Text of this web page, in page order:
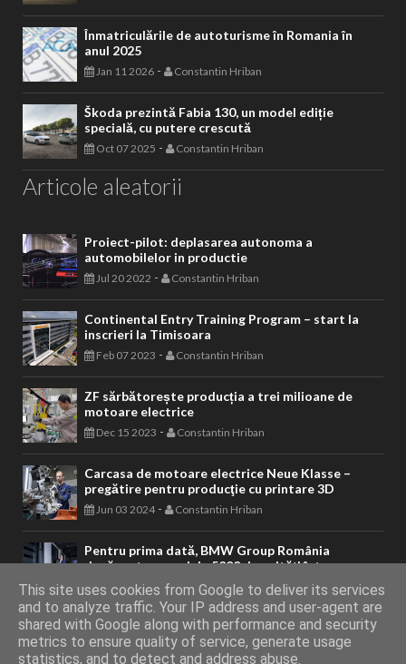
Înmatriculările de autoturisme în Romania în
anul 2025
Jan 11 2026 - Constantin Hriban
Škoda prezintă Fabia 130, un model ediție
specială, cu putere crescută
Oct 07 2025 - Constantin Hriban
Articole aleatorii
Proiect-pilot: deplasarea autonoma a
automobilelor in productie
Jul 20 2022 - Constantin Hriban
Continental Entry Training Program – start la
inscrieri la Timisoara
Feb 07 2023 - Constantin Hriban
ZF sărbătorește producția a trei milioane de
motoare electrice
Dec 15 2023 - Constantin Hriban
Carcasa de motoare electrice Neue Klasse –
pregătire pentru producţie cu printare 3D
Jun 03 2024- Constantin Hriban
Pentru prima dată, BMW Group România
depăşeşte pragul de 5000 de unităţi într-un an
Jan 17 2024- Constantin Hriban
AUTOVITAL - Blog AutoCopyright © 2011 - 2026. Toate drepturile
This site uses cookies from Google to deliver its services
and to analyze traffic. Your IP address and user-agent are
shared with Google along with performance and security
metrics to ensure quality of service, generate usage
statistics, and to detect and address abuse.